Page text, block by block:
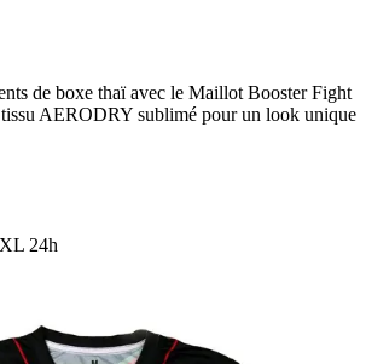
de boxe thaï avec le Maillot Booster Fight
AERODRY sublimé pour un look unique
XL 24h